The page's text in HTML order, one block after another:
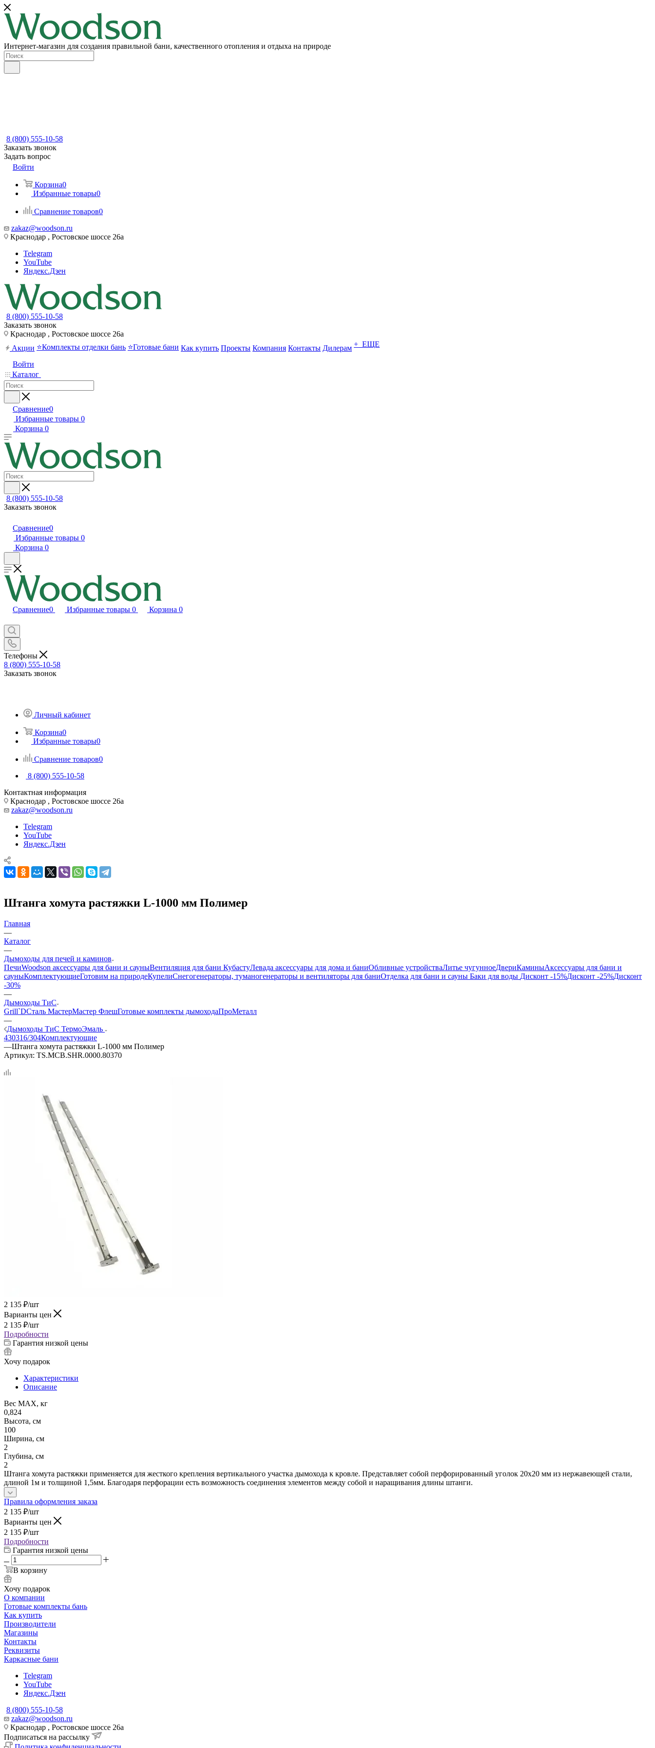
Интернет-магазин для создания правильной бани, качественного отопления и отдыха на природе
8 (800) 555-10-58
Заказать звонок
Задать вопрос
Войти
Корзина0
Избранные товары0
Сравнение товаров0
zakaz@woodson.ru
Краснодар , Ростовское шоссе 26а
Telegram
YouTube
Яндекс.Дзен
8 (800) 555-10-58
Заказать звонок
Краснодар , Ростовское шоссе 26а
Акции ⭐Комплекты отделки бань ⭐Готовые бани Как купить Проекты Компания Контакты Дилерам + ЕЩЕ
Войти
Каталог
Сравнение0
Избранные товары 0
Корзина 0
8 (800) 555-10-58
Заказать звонок
Сравнение0
Избранные товары 0
Корзина 0
Сравнение0 Избранные товары 0 Корзина 0
Телефоны
8 (800) 555-10-58
Заказать звонок
Личный кабинет
Корзина0
Избранные товары0
Сравнение товаров0
8 (800) 555-10-58
Контактная информация
Краснодар , Ростовское шоссе 26а
zakaz@woodson.ru
Telegram
YouTube
Яндекс.Дзен
Штанга хомута растяжки L-1000 мм Полимер
Главная
—
Каталог
—
Дымоходы для печей и каминов
ПечиWoodson аксессуары для бани и сауныВентиляция для бани КубастуЛевада аксессуары для дома и баниОбливные устройстваЛитье чугунноеДвериКаминыАксессуары для бани и
сауныКомплектующиеГотовим на природеКупелиСнегогенераторы, туманогенераторы и вентиляторы для баниОтделка для бани и сауны Баки для воды Дисконт -15%Дисконт -25%Дисконт
-30%
—
Дымоходы ТиС
Grill`DСталь МастерМастер ФлешГотовые комплекты дымоходаПроМеталл
—
Дымоходы ТиС ТермоЭмаль
430316/304Комплектующие
—Штанга хомута растяжки L-1000 мм Полимер
Артикул: TS.MCB.SHR.0000.80370
2 135 ₽/шт
Варианты цен
2 135 ₽/шт
Подробности
Гарантия низкой цены
Хочу подарок
Характеристики
Описание
Вес МАХ, кг
0,824
Высота, см
100
Ширина, см
2
Глубина, см
2
Штанга хомута растяжки применяется для жесткого крепления вертикального участка дымохода к кровле. Представляет собой перфорированный уголок 20х20 мм из нержавеющей стали,
длиной 1м и толщиной 1,5мм. Благодаря перфорации есть возможность соединения элементов между собой и наращивания длины штанги.
Правила оформления заказа
2 135 ₽/шт
Варианты цен
2 135 ₽/шт
Подробности
Гарантия низкой цены
В корзину
Хочу подарок
О компании
Готовые комплекты бань
Как купить
Производители
Магазины
Контакты
Реквизиты
Каркасные бани
Telegram
YouTube
Яндекс.Дзен
8 (800) 555-10-58
zakaz@woodson.ru
Краснодар , Ростовское шоссе 26а
Подписаться на рассылку